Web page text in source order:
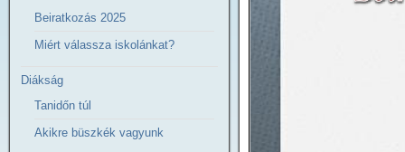
Beiratkozás 2025
Miért válassza iskolánkat?
Diákság
Tanidőn túl
Akikre büszkék vagyunk